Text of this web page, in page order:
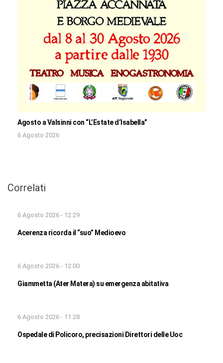
Agosto a Valsinni con “L’Estate d’Isabella”
6 Agosto 2026
Correlati
6 Agosto 2026 - 12:29
Acerenza ricorda il “suo” Medioevo
6 Agosto 2026 - 12:00
Giammetta (Ater Matera) su emergenza abitativa
6 Agosto 2026 - 11:28
Ospedale di Policoro, precisazioni Direttori delle Uoc